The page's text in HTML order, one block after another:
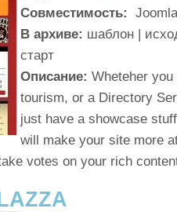
Совместимость:
В архиве: шаблон |
старт
Описание: Wheteher
tourism, or a Directory
just have a showcase
will make your site more
votes on your rich